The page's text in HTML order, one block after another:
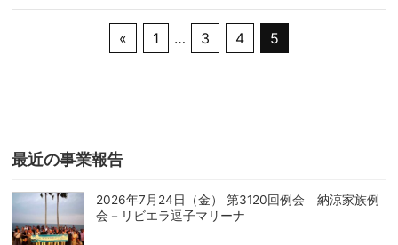
« 1 … 3 4 5
最近の事業報告
2026年7月24日（金） 第3120回例会 納涼家族例
会－リビエラ逗子マリーナ